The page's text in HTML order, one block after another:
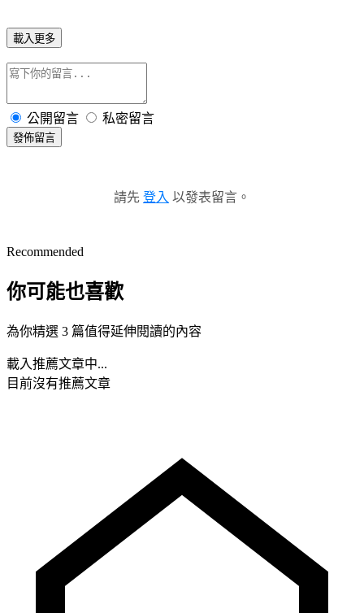
載入更多
公開留言 私密留言
發佈留言
請先 登入 以發表留言。
Recommended
你可能也喜歡
為你精選 3 篇值得延伸閱讀的內容
載入推薦文章中...
目前沒有推薦文章